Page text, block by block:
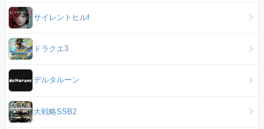
サイレントヒルf
ドラクエ3
デルタルーン
大戦略SSB2